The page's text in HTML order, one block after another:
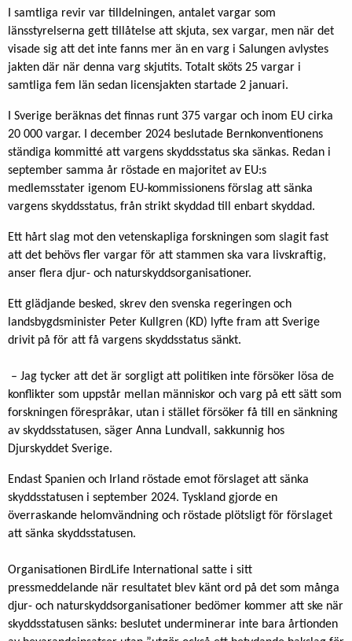
I samtliga revir var tilldelningen, antalet vargar som
länsstyrelserna gett tillåtelse att skjuta, sex vargar, men när det
visade sig att det inte fanns mer än en varg i Salungen avlystes
jakten där när denna varg skjutits. Totalt sköts 25 vargar i
samtliga fem län sedan licensjakten startade 2 januari.
I Sverige beräknas det finnas runt 375 vargar och inom EU cirka
20 000 vargar. I december 2024 beslutade Bernkonventionens
ständiga kommitté att vargens skyddsstatus ska sänkas. Redan i
september samma år röstade en majoritet av EU:s
medlemsstater igenom EU-kommissionens förslag att sänka
vargens skyddsstatus, från strikt skyddad till enbart skyddad.
Ett hårt slag mot den vetenskapliga forskningen som slagit fast
att det behövs fler vargar för att stammen ska vara livskraftig,
anser flera djur- och naturskyddsorganisationer.
Ett glädjande besked, skrev den svenska regeringen och
landsbygdsminister Peter Kullgren (KD) lyfte fram att Sverige
drivit på för att få vargens skyddsstatus sänkt.
– Jag tycker att det är sorgligt att politiken inte försöker lösa de
konflikter som uppstår mellan människor och varg på ett sätt som
forskningen förespråkar, utan i stället försöker få till en sänkning
av skyddsstatusen, säger Anna Lundvall, sakkunnig hos
Djurskyddet Sverige.
Endast Spanien och Irland röstade emot förslaget att sänka
skyddsstatusen i september 2024. Tyskland gjorde en
överraskande helomvändning och röstade plötsligt för förslaget
att sänka skyddsstatusen.
Organisationen BirdLife International satte i sitt
pressmeddelande när resultatet blev känt ord på det som många
djur- och naturskyddsorganisationer bedömer kommer att ske när
skyddsstatusen sänks: beslutet underminerar inte bara årtionden